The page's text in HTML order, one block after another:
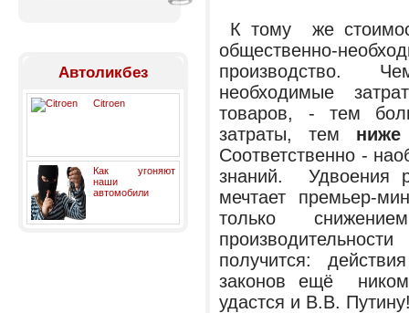
Автоликбез
Citroen
Как угоняют
наши
автомобили
К тому же
общественно-
производство.
необходимые
товаров, - тем
затраты, тем
Соответственно -
знаний. Удвоения
мечтает премьер-
только
получится:
законов ещё
удастся и В.В.